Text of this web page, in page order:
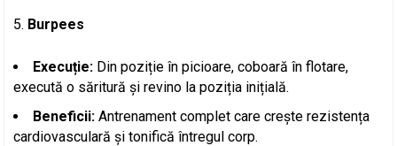
Burpees
Execuție: Din poziție în picioare, coboară în flotare,
execută o săritură și revino la poziția inițială.
Beneficii: Antrenament complet care crește rezistența
cardiovasculară și tonifică întregul corp.